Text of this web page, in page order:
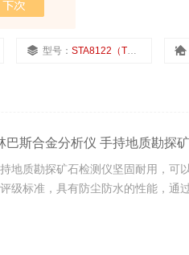
型号： STA8122（TG-DSC）
巴斯合金分析仪 手持地质勘探
地质勘探矿石检测仪坚固耐用，可
级标准，具有防尘防水的性能，通